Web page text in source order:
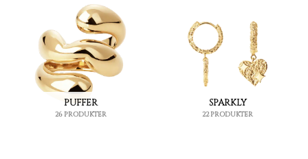
PUFFER
26 PRODUKTER
SPARKLY
22 PRODUKTER